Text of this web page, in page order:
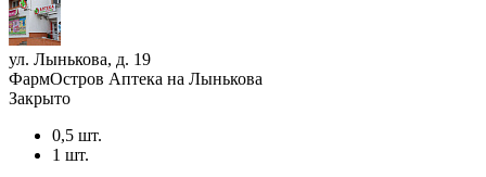
ул. Лынькова, д. 19
ФармОстров Аптека на Лынькова
Закрыто
0,5 шт.
1 шт.